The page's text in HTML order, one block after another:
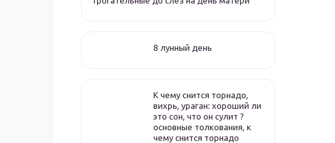
8 лунный день
К чему снится торнадо,
вихрь, ураган: хороший ли
это сон, что он сулит ?
основные толкования, к
чему снится торнадо